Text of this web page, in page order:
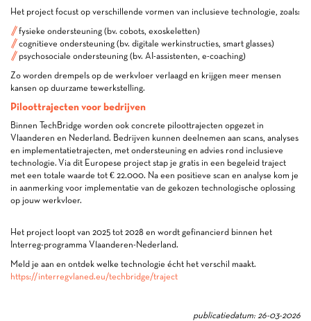
Het project focust op verschillende vormen van inclusieve technologie, zoals:
fysieke ondersteuning (bv. cobots, exoskeletten)
cognitieve ondersteuning (bv. digitale werkinstructies, smart glasses)
psychosociale ondersteuning (bv. AI-assistenten, e-coaching)
Zo worden drempels op de werkvloer verlaagd en krijgen meer mensen
kansen op duurzame tewerkstelling.
Piloottrajecten voor bedrijven
Binnen TechBridge worden ook concrete piloottrajecten opgezet in
Vlaanderen en Nederland. Bedrijven kunnen deelnemen aan scans, analyses
en implementatietrajecten, met ondersteuning en advies rond inclusieve
technologie. Via dit Europese project stap je gratis in een begeleid traject
met een totale waarde tot € 22.000. Na een positieve scan en analyse kom je
in aanmerking voor implementatie van de gekozen technologische oplossing
op jouw werkvloer.
Het project loopt van 2025 tot 2028 en wordt gefinancierd binnen het
Interreg-programma Vlaanderen-Nederland.
Meld je aan en ontdek welke technologie écht het verschil maakt.
https://interregvlaned.eu/techbridge/traject
publicatiedatum: 26-03-2026